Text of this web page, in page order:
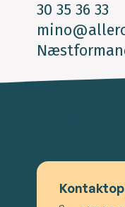
30 35 36 33